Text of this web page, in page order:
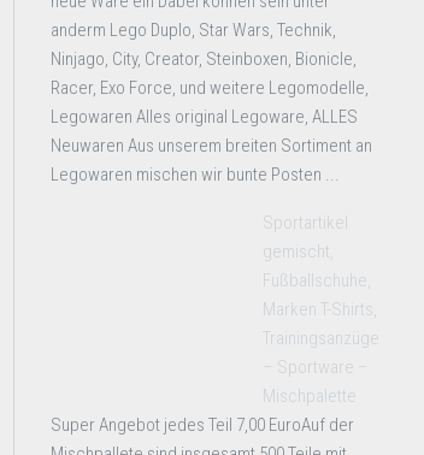
anderm Lego Duplo, Star Wars, Technik,
Ninjago, City, Creator, Steinboxen, Bionicle,
Racer, Exo Force, und weitere Legomodelle,
Legowaren Alles original Legoware, ALLES
Neuwaren Aus unserem breiten Sortiment an
Legowaren mischen wir bunte Posten ...
Sportartikel
gemischt,
Fußballschuhe,
Marken T-Shirts,
Trainingsanzüge
– Sportware –
Mischpalette
Super Angebot jedes Teil 7,00 EuroAuf der